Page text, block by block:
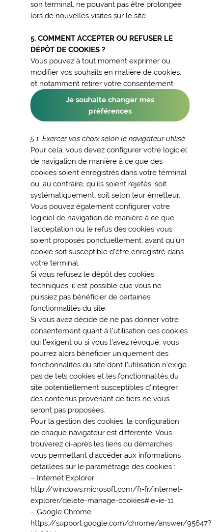
son terminal, ne pouvant pas être prolongée
lors de nouvelles visites sur le site.
5. COMMENT ACCEPTER OU REFUSER LE
DÉPÔT DE COOKIES ?
Vous pouvez à tout moment exprimer ou
modifier vos souhaits en matière de cookies,
et notamment retirer votre consentement.
Je souhaite changer mes
préférences
5.1. Exercer vos choix selon le navigateur utilisé
Pour cela, vous devez configurer votre logiciel
de navigation de manière à ce que des
cookies soient enregistrés dans votre terminal
ou, au contraire, qu’ils soient rejetés, soit
systématiquement, soit selon leur émetteur.
Vous pouvez également configurer votre
logiciel de navigation de manière à ce que
l’acceptation ou le refus des cookies vous
soient proposés ponctuellement, avant qu’un
cookie soit susceptible d’être enregistré dans
votre terminal.
Si vous refusez le dépôt des cookies
techniques, il est possible que vous ne
puissiez pas bénéficier de certaines
fonctionnalités du site.
Si vous avez décidé de ne pas donner votre
consentement quant à l’utilisation des cookies
qui l’exigent ou si vous l’avez révoqué, vous
pourrez alors bénéficier uniquement des
fonctionnalités du site dont l’utilisation n’exige
pas de tels cookies et les fonctionnalités du
site potentiellement susceptibles d’intégrer
des contenus provenant de tiers ne vous
seront pas proposées.
Pour la gestion des cookies, la configuration
de chaque navigateur est différente. Vous
trouverez ci-après les liens ou démarches
vous permettant d’accéder aux informations
détaillées sur le paramétrage des cookies :
– Internet Explorer :
http://windows.microsoft.com/fr-fr/internet-
explorer/delete-manage-cookies#ie=ie-11
– Google Chrome :
https://support.google.com/chrome/answer/95647?